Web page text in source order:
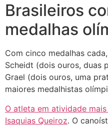
Brasileiros
medalhas
Com cinco medalhas
Scheidt (dois ouros, duas
Grael (dois ouros, uma
maiores medalhistas
O atleta em atividade
Isaquias Queiroz. O